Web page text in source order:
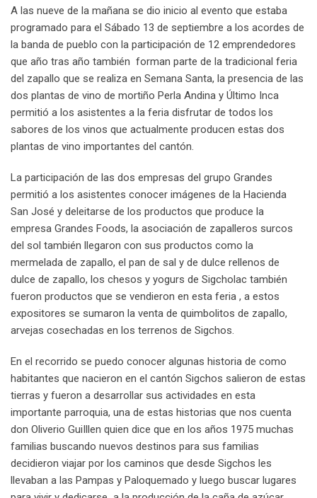
A las nueve de la mañana se dio inicio al evento que estaba
programado para el Sábado 13 de septiembre a los acordes de
la banda de pueblo con la participación de 12 emprendedores
que año tras año también forman parte de la tradicional feria
del zapallo que se realiza en Semana Santa, la presencia de las
dos plantas de vino de mortiño Perla Andina y Último Inca
permitió a los asistentes a la feria disfrutar de todos los
sabores de los vinos que actualmente producen estas dos
plantas de vino importantes del cantón.
La participación de las dos empresas del grupo Grandes
permitió a los asistentes conocer imágenes de la Hacienda
San José y deleitarse de los productos que produce la
empresa Grandes Foods, la asociación de zapalleros surcos
del sol también llegaron con sus productos como la
mermelada de zapallo, el pan de sal y de dulce rellenos de
dulce de zapallo, los chesos y yogurs de Sigcholac también
fueron productos que se vendieron en esta feria , a estos
expositores se sumaron la venta de quimbolitos de zapallo,
arvejas cosechadas en los terrenos de Sigchos.
En el recorrido se puedo conocer algunas historia de como
habitantes que nacieron en el cantón Sigchos salieron de estas
tierras y fueron a desarrollar sus actividades en esta
importante parroquia, una de estas historias que nos cuenta
don Oliverio GuiIllen quien dice que en los años 1975 muchas
familias buscando nuevos destinos para sus familias
decidieron viajar por los caminos que desde Sigchos les
llevaban a las Pampas y Paloquemado y luego buscar lugares